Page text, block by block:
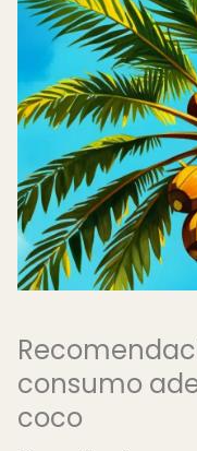
consumo
coco